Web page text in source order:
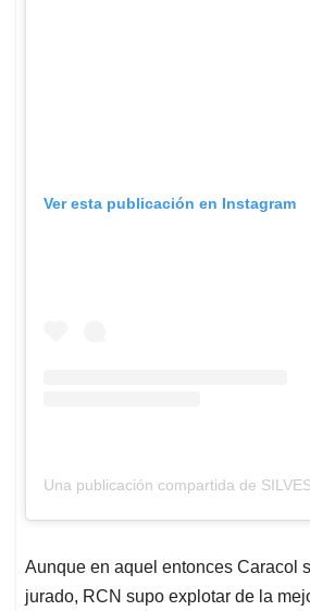
Ver esta publicación en Instagram
Una publicación compartida de
Aunque en aquel entonces Caracol
jurado, RCN supo explotar de la